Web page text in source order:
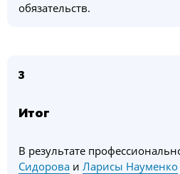
обязательств.
3
Итог
В результате
Сидорова и Ларисы Науменко